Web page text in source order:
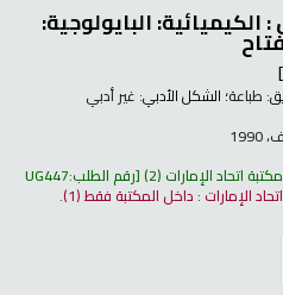
البايولوجية:
طباعة؛ الشكل الأدبي: غير أدبي
مكتبة اتحاد الإمارات (2) رقم الطلب:UG447
الإمارات : داخل المكتبة فقط(1).